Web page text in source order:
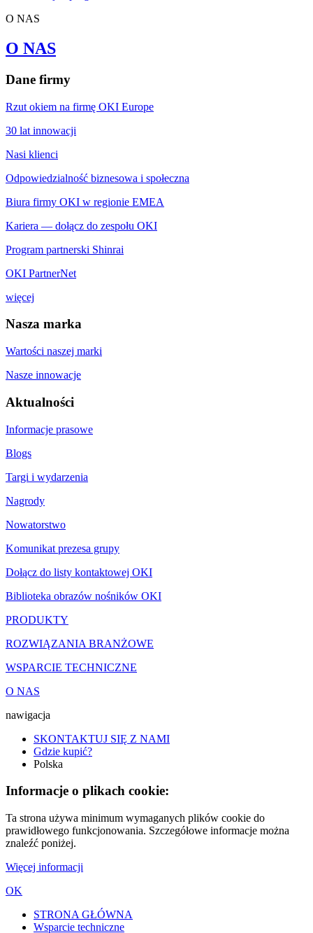
O NAS
O NAS
Dane firmy
Rzut okiem na firmę OKI Europe
30 lat innowacji
Nasi klienci
Odpowiedzialność biznesowa i społeczna
Biura firmy OKI w regionie EMEA
Kariera — dołącz do zespołu OKI
Program partnerski Shinrai
OKI PartnerNet
więcej
Nasza marka
Wartości naszej marki
Nasze innowacje
Aktualności
Informacje prasowe
Blogs
Targi i wydarzenia
Nagrody
Nowatorstwo
Komunikat prezesa grupy
Dołącz do listy kontaktowej OKI
Biblioteka obrazów nośników OKI
PRODUKTY
ROZWIĄZANIA BRANŻOWE
WSPARCIE TECHNICZNE
O NAS
nawigacja
SKONTAKTUJ SIĘ Z NAMI
Gdzie kupić?
Polska
Informacje o plikach cookie:
Ta strona używa minimum wymaganych plików cookie do
prawidłowego funkcjonowania. Szczegółowe informacje można
znaleźć poniżej.
Więcej informacji
OK
STRONA GŁÓWNA
Wsparcie techniczne